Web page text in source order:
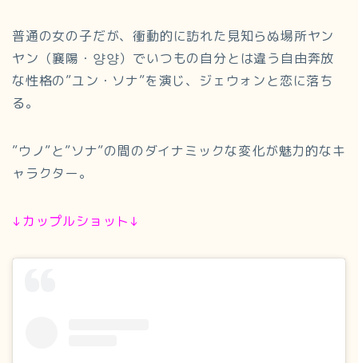
普通の女の子だが、衝動的に訪れた見知らぬ場所ヤン
ヤン（襄陽・양양）でいつもの自分とは違う自由奔放
な性格の”ユン・ソナ”を演じ、ジェウォンと恋に落ち
る。
”ウノ”と”ソナ”の間のダイナミックな変化が魅力的なキ
ャラクター。
↓カップルショット↓